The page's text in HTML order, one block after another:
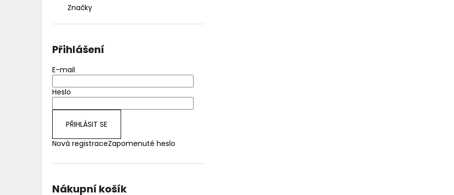
Značky
Přihlášení
E-mail
Heslo
PŘIHLÁSIT SE
Nová registraceZapomenuté heslo
Nákupní košík